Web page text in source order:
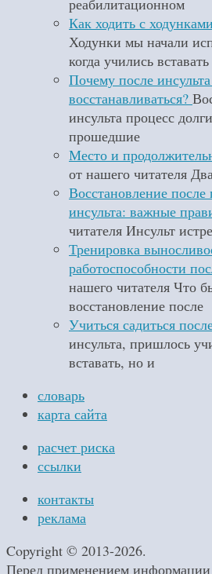
реабилитационном
Как ходить с
Ходунки мы начали
когда учились вставать
Почему после
восстанавливаться?
инсульта процесс
прошедшие
Место и
от нашего читателя
Восстановление после
инсульта: важные
читателя Инсульт
Тренировка
работоспособности
нашего читателя Что
восстановление после
Учиться садиться
инсульта, пришлось
вставать, но и
словарь
карта сайта
расчет риска
ссылки
контакты
реклама
Copyright © 2013-2026.
Перед применением информации